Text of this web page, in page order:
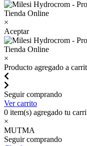
×
Aceptar
×
Producto agregado a
Seguir comprando
Ver carrito
0 item(s) agregado tu
×
MUTMA
Seguir comprando